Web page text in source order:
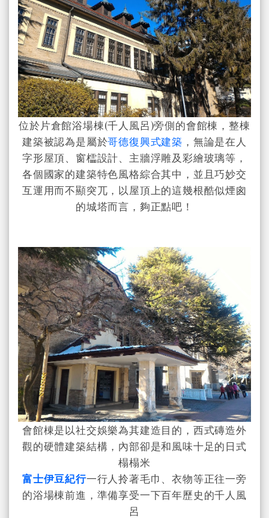
位於片倉館浴場棟(千人風呂)旁側的會館棟，整棟
建築被認為是屬於哥德復興式建築 ，無論是在人
字形屋頂、窗櫺設計、主牆浮雕及彩繪玻璃等，
各個國家的建築特色風格綜合其中，並且巧妙交
互運用而不顯突兀，以屋頂上的這幾根酷似煙囪
的城塔而言，夠正點吧！
會館棟是以社交娛樂為其建造目的，西式磚造外
觀的硬體建築結構，內部卻是和風味十足的日式
榻榻米
富士伊豆紀行一行人拎著毛巾、衣物等正往一旁
的浴場棟前進，準備享受一下百年歷史的千人風
呂